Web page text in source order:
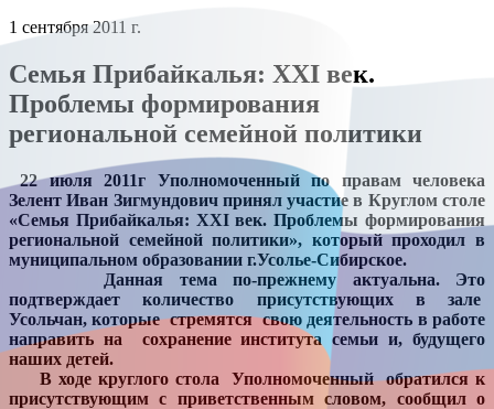
1 сентября 2011 г.
Семья Прибайкалья: ХХI век.
Проблемы формирования
региональной семейной политики
22 июля 2011г Уполномоченный по правам человека
Зелент Иван Зигмундович принял участие в Круглом столе
«Семья Прибайкалья: ХХIвек. Проблемы формирования
региональной семейной политики», который проходил в
муниципальном образовании г.Усолье-Сибирское.
Данная тема по-прежнему актуальна. Это
подтверждает количество присутствующих в зале
Усольчан, которые стремятся свою деятельность в работе
направить на
сохранение института семьи и, будущего
наших детей.
В ходе круглого стола
Уполномоченный
обратился к
присутствующим с приветственным словом, сообщил о